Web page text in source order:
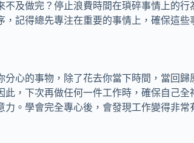
不及做完？停止浪費時間在瑣碎事情上的
記得總先專注在重要的事情上，確保這些
分心的事物，除了花去你當下時間，當回
此，下次再做任何一件工作時，確保自己
力。學會完全專心後，會發現工作變得非常